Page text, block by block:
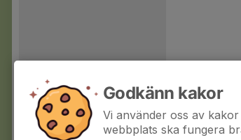
Godkänn kakor
Vi använder oss av
webbplats ska fungera